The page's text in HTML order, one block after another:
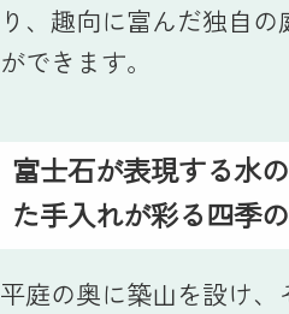
り、趣向に富んだ独自
ができます。
富士石が表現する水
た手入れが彩る四季
平庭の奥に築山を設け